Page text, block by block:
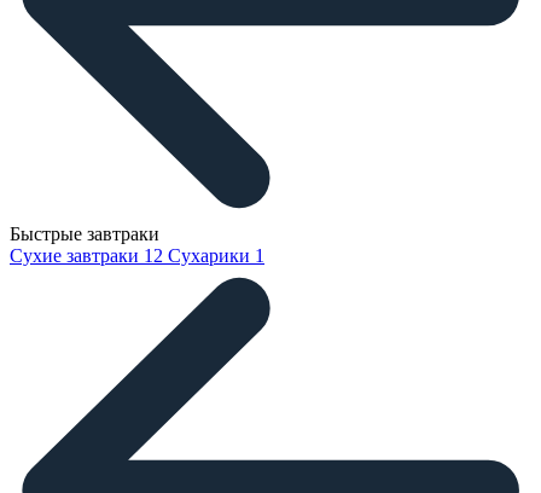
Быстрые завтраки
Сухие завтраки 12 Сухарики 1